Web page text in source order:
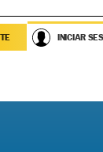
INICIAR